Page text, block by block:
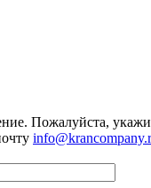
Пожалуйста,